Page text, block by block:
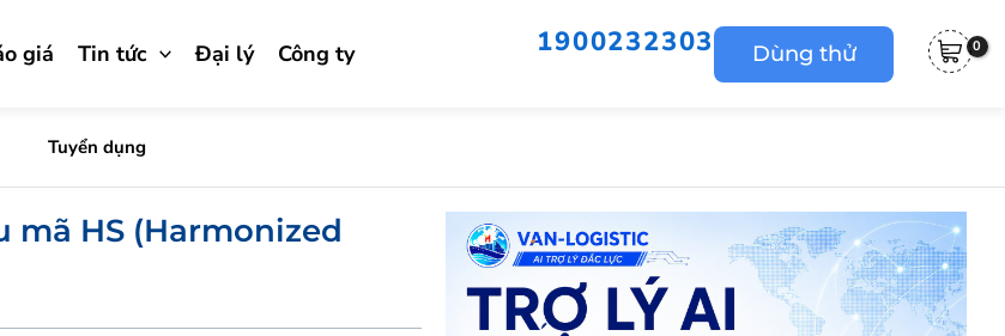
giá Tin tức Đại lý Công ty 1900232303 Dùng thử
Tuyển dụng
mã HS (Harmonized